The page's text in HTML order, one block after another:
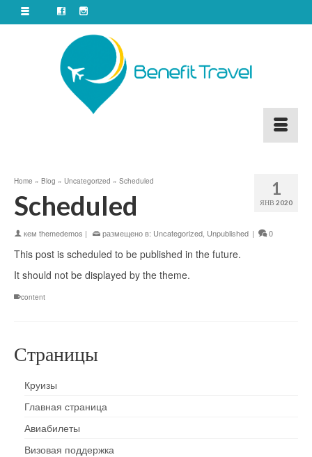
1
ЯНВ 2020
Home » Blog » Uncategorized » Scheduled
Scheduled
кем themedemos | размещено в: Uncategorized Unpublished | 0
This post is scheduled to be published in the future.
It should not be displayed by the theme.
content
Страницы
Круизы
Главная страница
Авиабилеты
Визовая поддержка